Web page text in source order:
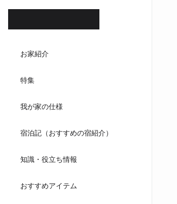
お家紹介
特集
我が家の仕様
宿泊記（おすすめの宿紹介）
知識・役立ち情報
おすすめアイテム